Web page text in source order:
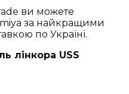
ви можете
за найкращими
по Україні.
лінкора USS